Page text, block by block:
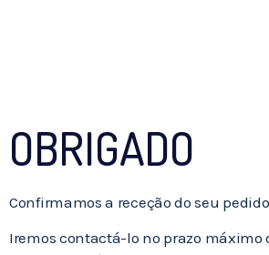
OBRIGADO
Confirmamos a receção do seu
Iremos contactá-lo no prazo máximo